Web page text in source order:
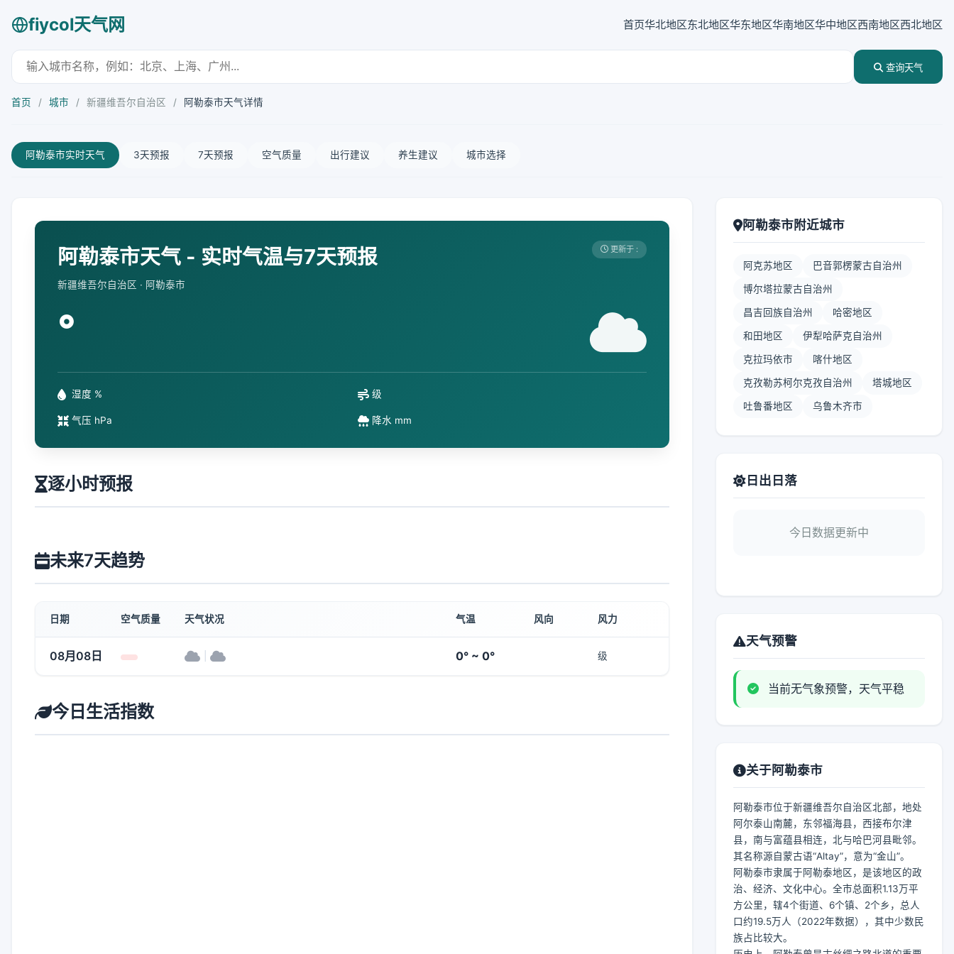
fiycol天气网 首页华北地区东北地区华东地区华南地区华中地区西南地区西北地区
查询天气
首页 / 城市 / 新疆维吾尔自治区 / 阿勒泰市天气详情
阿勒泰市实时天气 3天预报 7天预报 空气质量 出行建议 养生建议 城市选择
阿勒泰市天气 - 实时气温与7天预报
新疆维吾尔自治区 · 阿勒泰市
更新于 :
°
湿度 % 级
气压 hPa 降水 mm
逐小时预报
未来7天趋势
日期 空气质量 天气状况 气温 风向 风力
08月08日 0° ~ 0° 级
今日生活指数
阿勒泰市附近城市
阿克苏地区 巴音郭楞蒙古自治州
博尔塔拉蒙古自治州
昌吉回族自治州 哈密地区
和田地区 伊犁哈萨克自治州
克拉玛依市 喀什地区
克孜勒苏柯尔克孜自治州 塔城地区
吐鲁番地区 乌鲁木齐市
日出日落
今日数据更新中
天气预警
当前无气象预警，天气平稳
关于阿勒泰市
阿勒泰市位于新疆维吾尔自治区北部，地处
阿尔泰山南麓，东邻福海县，西接布尔津
县，南与富蕴县相连，北与哈巴河县毗邻。
其名称源自蒙古语“Altay”，意为“金山”。
阿勒泰市隶属于阿勒泰地区，是该地区的政
治、经济、文化中心。全市总面积1.13万平
方公里，辖4个街道、6个镇、2个乡，总人
口约19.5万人（2022年数据），其中少数民
族占比较大。